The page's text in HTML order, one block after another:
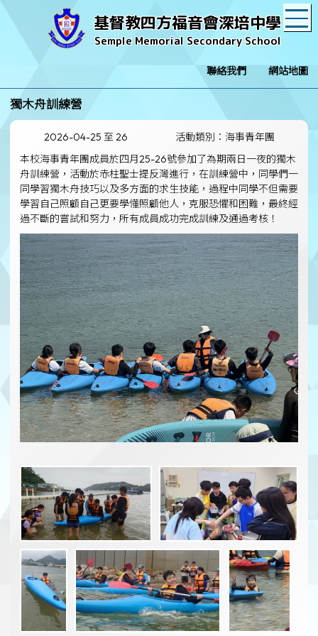
基督教四方福音會深培中學
Semple Memorial Secondary School
聯絡我們 網站地圖
獨木舟訓練營
2026-04-25 至 26
活動類別：海事青年團
本校海事青年團成員於四月25-26號參加了為期兩日一夜的獨木
舟訓練營，活動於赤柱聖士提反灣進行，在訓練營中，同學們一
同學習獨木舟技巧以及多方面的求生技能，過程中同學不但需要
學習自己照顧自己更要學懂照顧他人，克服恐懼和困難，最終經
過不斷的嘗試和努力，所有成員成功完成訓練及通過考核！